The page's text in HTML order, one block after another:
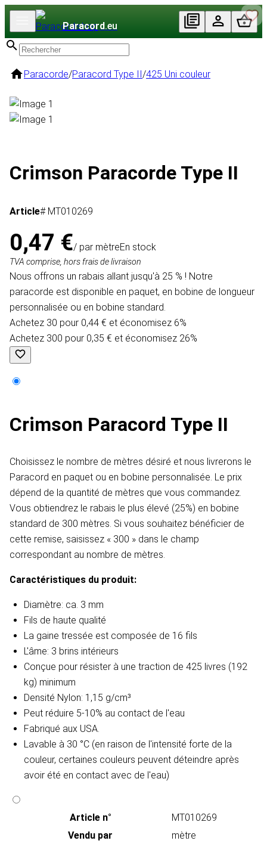
Paracord.eu
Paracorde/Paracord Type II/425 Uni couleur
Crimson Paracorde Type II
Article# MT010269
0,47 €/ par mètreEn stock
TVA comprise, hors frais de livraison
Nous offrons un rabais allant jusqu'à 25 % ! Notre
paracorde est disponible en paquet, en bobine de longueur
personnalisée ou en bobine standard.
Achetez 30 pour 0,44 € et économisez 6%
Achetez 300 pour 0,35 € et économisez 26%
Crimson Paracord Type II
Choisissez le nombre de mètres désiré et nous livrerons le
Paracord en paquet ou en bobine personnalisée. Le prix
dépend de la quantité de mètres que vous commandez.
Vous obtiendrez le rabais le plus élevé (25%) en bobine
standard de 300 mètres. Si vous souhaitez bénéficier de
cette remise, saisissez « 300 » dans le champ
correspondant au nombre de mètres.
Caractéristiques du produit:
Diamètre: ca. 3 mm
Fils de haute qualité
La gaine tressée est composée de 16 fils
L'âme: 3 brins intérieurs
Conçue pour résister à une traction de 425 livres (192
kg) minimum
Densité Nylon: 1,15 g/cm³
Peut réduire 5-10% au contact de l'eau​
Fabriqué aux USA.
Lavable à 30 °C (en raison de l'intensité forte de la
couleur, certaines couleurs peuvent déteindre après
avoir été en contact avec de l'eau)
Article n°
MT010269
Vendu par
mètre